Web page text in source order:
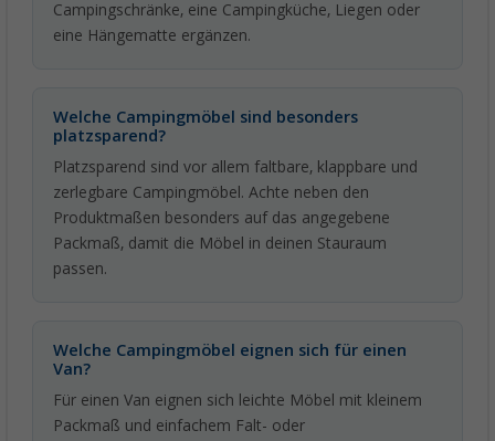
Campingschränke, eine Campingküche, Liegen oder
eine Hängematte ergänzen.
Welche Campingmöbel sind besonders
platzsparend?
Platzsparend sind vor allem faltbare, klappbare und
zerlegbare Campingmöbel. Achte neben den
Produktmaßen besonders auf das angegebene
Packmaß, damit die Möbel in deinen Stauraum
passen.
Welche Campingmöbel eignen sich für einen
Van?
Für einen Van eignen sich leichte Möbel mit kleinem
Packmaß und einfachem Falt- oder